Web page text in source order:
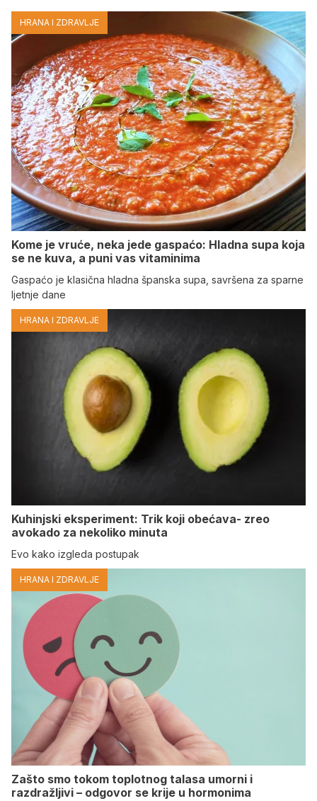
HRANA I ZDRAVLJE
Kome je vruće, neka jede gaspaćo: Hladna supa koja
se ne kuva, a puni vas vitaminima
Gaspaćo je klasična hladna španska supa, savršena za sparne
ljetnje dane
HRANA I ZDRAVLJE
Kuhinjski eksperiment: Trik koji obećava- zreo
avokado za nekoliko minuta
Evo kako izgleda postupak
HRANA I ZDRAVLJE
Zašto smo tokom toplotnog talasa umorni i
razdražljivi – odgovor se krije u hormonima